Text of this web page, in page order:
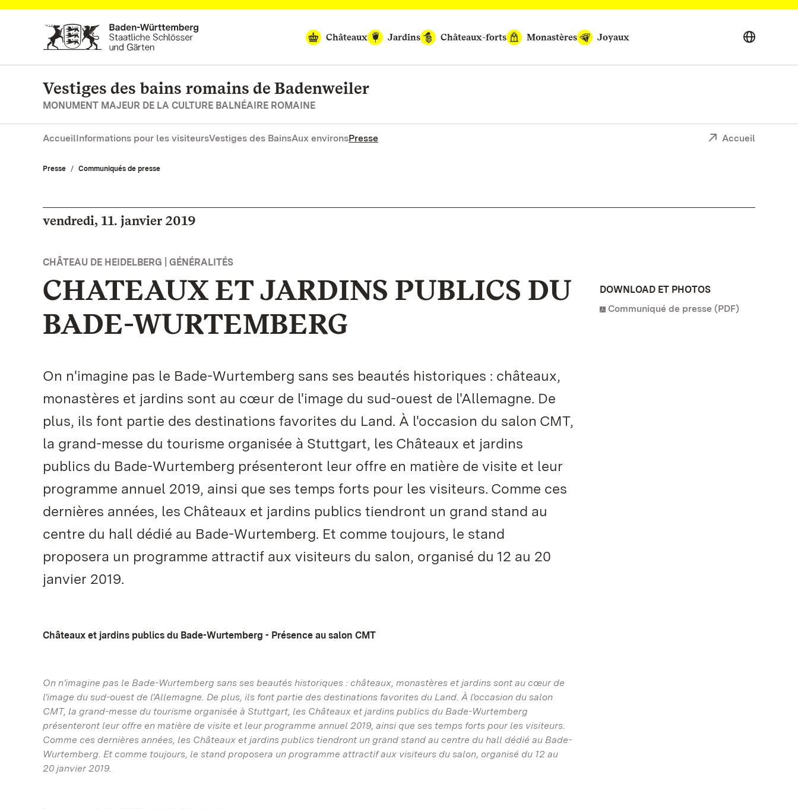
Vers la page d’accueil
Châteaux
Jardins Châteaux-forts Monastères Joyaux
Vestiges des bains romains de Badenweiler
MONUMENT MAJEUR DE LA CULTURE BALNÉAIRE ROMAINE
AccueilInformations pour les visiteursVestiges des BainsAux environsPresse Accueil
Presse Communiqués de presse
vendredi, 11. janvier 2019
CHÂTEAU DE HEIDELBERG | GÉNÉRALITÉS
CHATEAUX ET JARDINS PUBLICS DU
BADE-WURTEMBERG
On n'imagine pas le Bade-Wurtemberg sans ses beautés historiques : châteaux,
monastères et jardins sont au cœur de l'image du sud-ouest de l'Allemagne. De
plus, ils font partie des destinations favorites du Land. À l'occasion du salon CMT,
la grand-messe du tourisme organisée à Stuttgart, les Châteaux et jardins
publics du Bade-Wurtemberg présenteront leur offre en matière de visite et leur
programme annuel 2019, ainsi que ses temps forts pour les visiteurs. Comme ces
dernières années, les Châteaux et jardins publics tiendront un grand stand au
centre du hall dédié au Bade-Wurtemberg. Et comme toujours, le stand
proposera un programme attractif aux visiteurs du salon, organisé du 12 au 20
janvier 2019.
Châteaux et jardins publics du Bade-Wurtemberg - Présence au salon CMT
On n'imagine pas le Bade-Wurtemberg sans ses beautés historiques : châteaux, monastères et jardins sont au cœur de
l'image du sud-ouest de l'Allemagne. De plus, ils font partie des destinations favorites du Land. À l'occasion du salon
CMT, la grand-messe du tourisme organisée à Stuttgart, les Châteaux et jardins publics du Bade-Wurtemberg
présenteront leur offre en matière de visite et leur programme annuel 2019, ainsi que ses temps forts pour les visiteurs.
Comme ces dernières années, les Châteaux et jardins publics tiendront un grand stand au centre du hall dédié au Bade-
Wurtemberg. Et comme toujours, le stand proposera un programme attractif aux visiteurs du salon, organisé du 12 au
20 janvier 2019.
DOWNLOAD ET PHOTOS
Communiqué de presse (PDF)